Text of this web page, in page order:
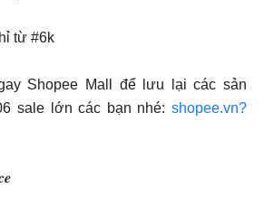
từ #6k
Shopee Mall để lưu lại các sản
sale lớn các bạn nhé: shopee.vn?